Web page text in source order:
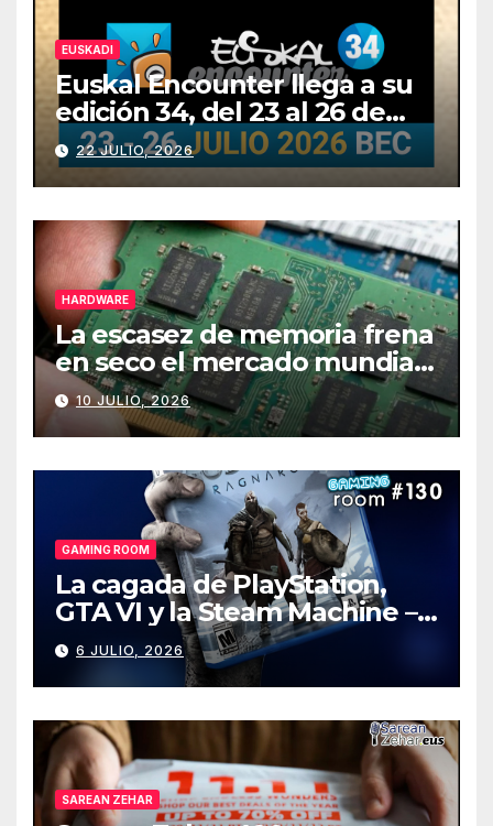
EUSKADI
Euskal Encounter llega a su
edición 34, del 23 al 26 de
julio
22 JULIO, 2026
HARDWARE
La escasez de memoria frena
en seco el mercado mundial
de PCs
10 JULIO, 2026
GAMING ROOM
La cagada de PlayStation,
GTA VI y la Steam Machine –
Gaming Room #130
6 JULIO, 2026
SAREAN ZEHAR